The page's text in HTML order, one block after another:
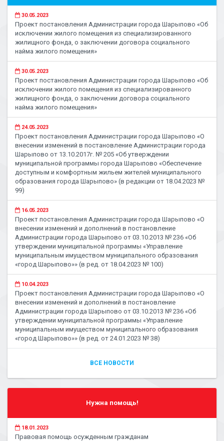
30.05.2023
Проект постановления Администрации города Шарыпово «Об
исключении жилого помещения из специализированного
жилищного фонда, о заключении договора социального
найма жилого помещения»
30.05.2023
Проект постановления Администрации города Шарыпово «Об
исключении жилого помещения из специализированного
жилищного фонда, о заключении договора социального
найма жилого помещения»
24.05.2023
Проект постановления Администрации города Шарыпово «О
внесении изменений в постановление Администрации города
Шарыпово от 13.10.2017г. № 205 «Об утверждении
муниципальной программы города Шарыпово «Обеспечение
доступным и комфортным жильем жителей муниципального
образования города Шарыпово» (в редакции от 18.04.2023 №
99)
16.05.2023
Проект постановления Администрации города Шарыпово «О
внесении изменений и дополнений в постановление
Администрации города Шарыпово от 03.10.2013 № 236 «Об
утверждении муниципальной программы «Управление
муниципальным имуществом муниципального образования
«город Шарыпово»» (в ред. от 18.04.2023 № 100)
10.04.2023
Проект постановления Администрации города Шарыпово «О
внесении изменений и дополнений в постановление
Администрации города Шарыпово от 03.10.2013 № 236 «Об
утверждении муниципальной программы «Управление
муниципальным имуществом муниципального образования
«город Шарыпово»» (в ред. от 24.01.2023 № 38)
ВСЕ НОВОСТИ
Нужна помощь!
18.01.2023
Правовая помощь осужденным гражданам